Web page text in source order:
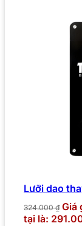
Lưỡi dao
324.000₫ Giá
tại là: